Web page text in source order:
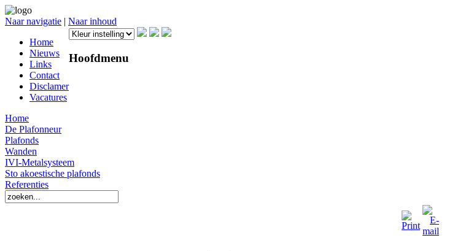
Naar navigatie | Naar inhoud
Home
Nieuws
Links
Contact
Disclamer
Vacatures
Hoofdmenu
Home
De Plafonneur
Plafonds
Wanden
IVI-Metalsysteem
Sto akoestische plafonds
Referenties